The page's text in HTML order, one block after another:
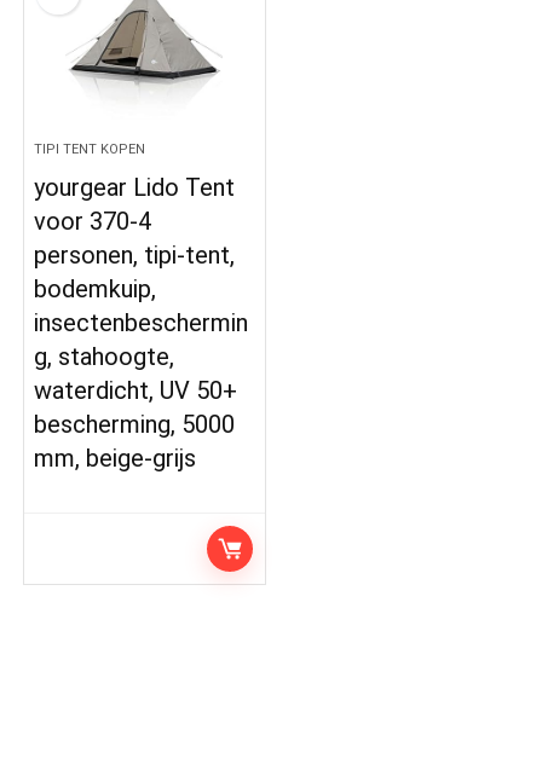
TIPI TENT KOPEN
yourgear Lido Tent
voor 370-4
personen, tipi-tent,
bodemkuip,
insectenbeschermin
g, stahoogte,
waterdicht, UV 50+
bescherming, 5000
mm, beige-grijs